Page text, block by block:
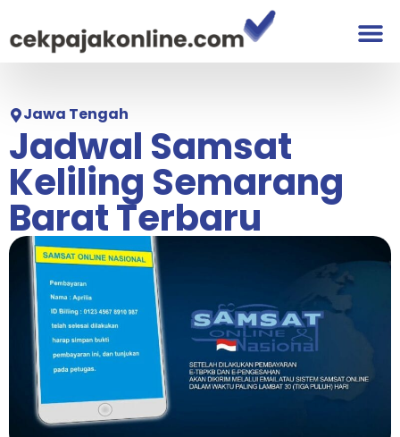
Jawa Tengah
Jadwal Samsat
Keliling Semarang
Barat Terbaru